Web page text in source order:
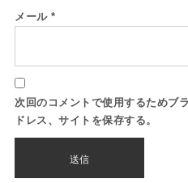
メール*
次回のコメントで使用するためブ
ドレス、サイトを保存する。